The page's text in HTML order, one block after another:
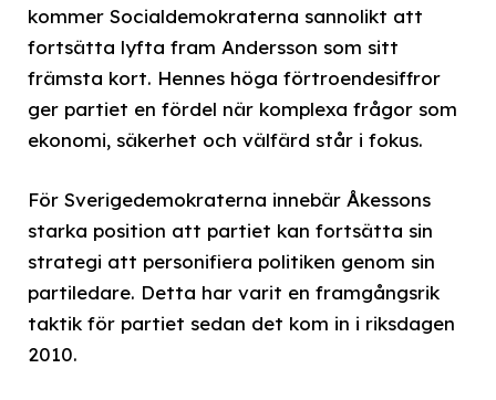
kommer Socialdemokraterna sannolikt att
fortsätta lyfta fram Andersson som sitt
främsta kort. Hennes höga förtroendesiffror
ger partiet en fördel när komplexa frågor som
ekonomi, säkerhet och välfärd står i fokus.
För Sverigedemokraterna innebär Åkessons
starka position att partiet kan fortsätta sin
strategi att personifiera politiken genom sin
partiledare. Detta har varit en framgångsrik
taktik för partiet sedan det kom in i riksdagen
2010.